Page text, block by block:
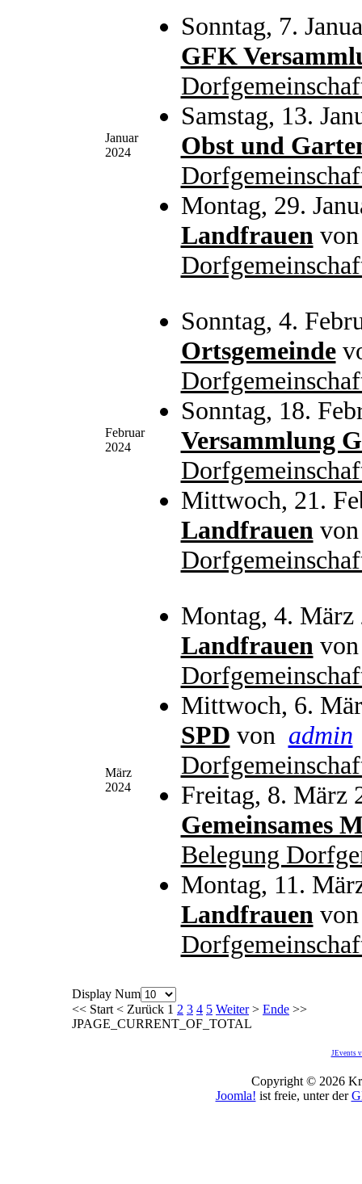
Januar
2024
Sonntag, 7.
GFK
Samstag, 13.
Obst und
Montag, 29.
Landfrauen
Februar
2024
Sonntag, 4.
Ortsgemeinde
Sonntag, 18.
Versammlung
Mittwoch, 21.
Landfrauen
März
2024
Montag, 4. März
Landfrauen
Mittwoch, 6.
SPD von admin
Freitag, 8. März
Gemeinsames
Belegung
Montag, 11.
Landfrauen
Display Num
<< Start < Zurück 1 2 3 4 5 Weiter> Ende >>
JPAGE_CURRENT_OF_TOTAL
JEvents
Copyright © 2026
Joomla! ist freie, unter der